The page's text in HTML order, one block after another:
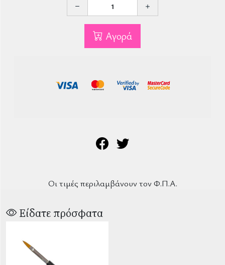
Αγορά
Οι τιμές περιλαμβάνουν τον Φ.Π.Α.
Είδατε πρόσφατα